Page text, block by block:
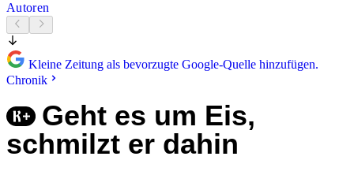
Autoren
Kleine Zeitung als bevorzugte Google-Quelle hinzufügen.
Chronik
Geht es um Eis,
schmilzt er dahin